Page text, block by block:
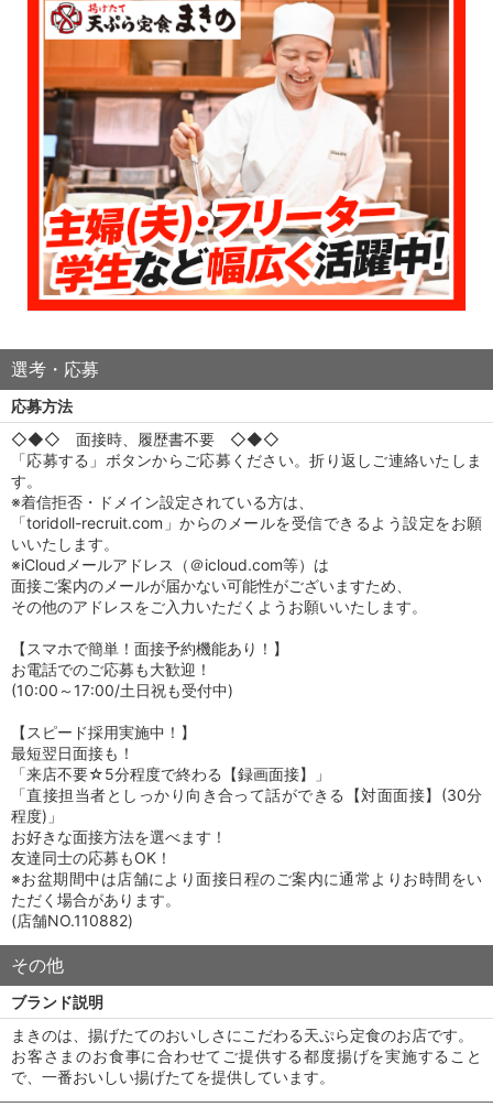
選考・応募
応募方法
◇◆◇ 面接時、履歴書不要 ◇◆◇
「応募する」ボタンからご応募ください。折り返しご連絡いたしま
す。
※着信拒否・ドメイン設定されている方は、
「toridoll-recruit.com」からのメールを受信できるよう設定をお願
いいたします。
※iCloudメールアドレス（＠icloud.com等）は
面接ご案内のメールが届かない可能性がございますため、
その他のアドレスをご入力いただくようお願いいたします。
【スマホで簡単！面接予約機能あり！】
お電話でのご応募も大歓迎！
(10:00～17:00/土日祝も受付中)
【スピード採用実施中！】
最短翌日面接も！
「来店不要☆5分程度で終わる【録画面接】」
「直接担当者としっかり向き合って話ができる【対面面接】(30分
程度)」
お好きな面接方法を選べます！
友達同士の応募もOK！
※お盆期間中は店舗により面接日程のご案内に通常よりお時間をい
ただく場合があります。
(店舗NO.110882)
その他
ブランド説明
まきのは、揚げたてのおいしさにこだわる天ぷら定食のお店です。
お客さまのお食事に合わせてご提供する都度揚げを実施すること
で、一番おいしい揚げたてを提供しています。